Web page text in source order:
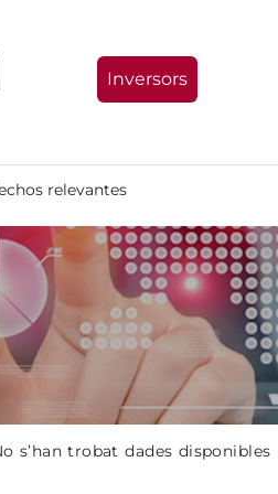
Inversors
relevantes
s’han trobat dades disponibles